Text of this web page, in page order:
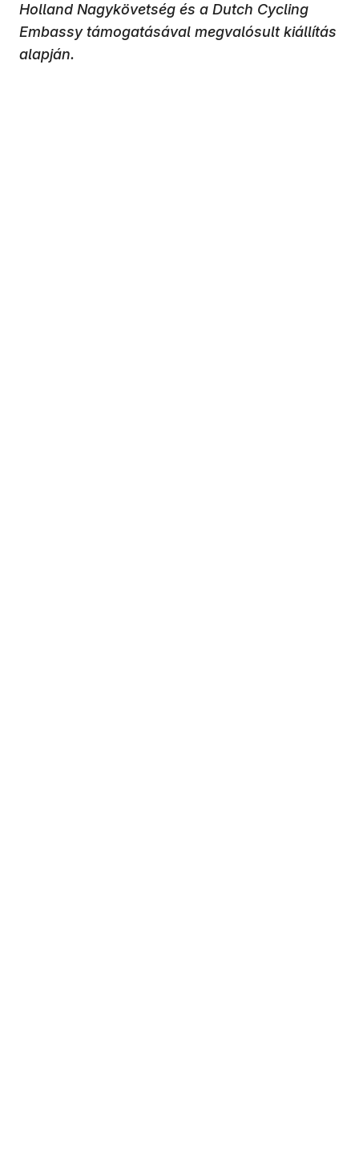
Holland Nagykövetség és a Dutch Cycling
Embassy támogatásával megvalósult kiállítás
alapján.